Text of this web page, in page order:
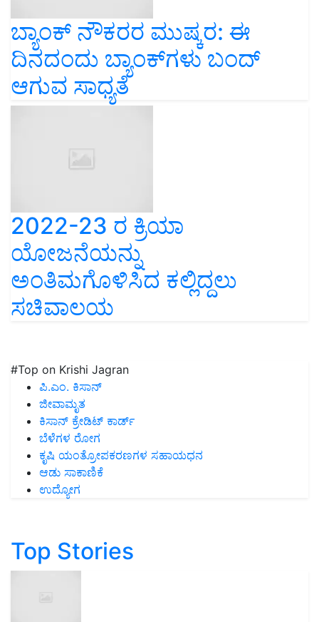
ಬ್ಯಾಂಕ್‌ ನೌಕರರ ಮುಷ್ಕರ: ಈ
ದಿನದಂದು ಬ್ಯಾಂಕ್‌ಗಳು ಬಂದ್‌
ಆಗುವ ಸಾಧ್ಯತೆ
2022-23 ರ ಕ್ರಿಯಾ
ಯೋಜನೆಯನ್ನು
ಅಂತಿಮಗೊಳಿಸಿದ ಕಲ್ಲಿದ್ದಲು
ಸಚಿವಾಲಯ
#Top on Krishi Jagran
ಪಿ.ಎಂ. ಕಿಸಾನ್
ಜೀವಾಮೃತ
ಕಿಸಾನ್ ಕ್ರೇಡಿಟ್ ಕಾರ್ಡ್
ಬೆಳೆಗಳ ರೋಗ
ಕೃಷಿ ಯಂತ್ರೋಪಕರಣಗಳ ಸಹಾಯಧನ
ಆಡು ಸಾಕಾಣಿಕೆ
ಉದ್ಯೋಗ
Top Stories